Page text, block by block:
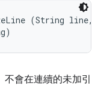
(String line,
會在連續的未加引